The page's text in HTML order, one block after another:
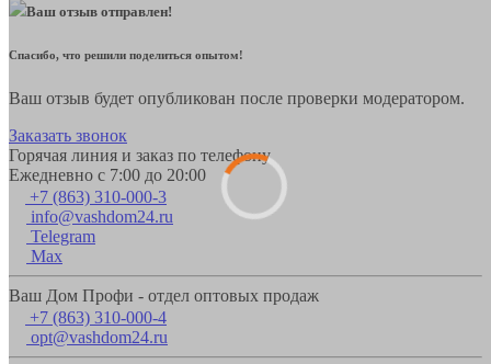
Ваш отзыв отправлен!
Спасибо, что решили поделиться опытом!
Ваш отзыв будет опубликован после проверки модератором.
Заказать звонок
Горячая линия и заказ по телефону
Ежедневно с 7:00 до 20:00
+7 (863) 310-000-3
info@vashdom24.ru
Telegram
Max
Ваш Дом Профи - отдел оптовых продаж
+7 (863) 310-000-4
opt@vashdom24.ru